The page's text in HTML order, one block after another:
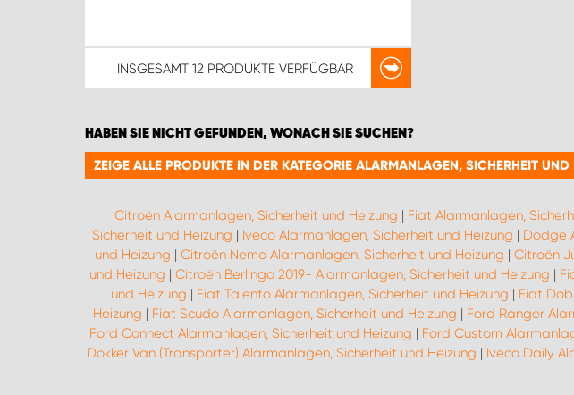
INSGESAMT 12 PRODUKTEVERFÜGBAR
HABEN SIE NICHT GEFUNDEN, WONACH SIE SUCHEN?
ZEIGE ALLE PRODUKTE IN DER KATEGORIE ALARMANLAGEN, SICHERHEIT UND
Citroën Alarmanlagen, Sicherheit und Heizung | Fiat Alarmanlagen,
Sicherheit und Heizung | Iveco Alarmanlagen, Sicherheit und Heizung | Dodge
und Heizung | Citroën Nemo Alarmanlagen, Sicherheit und Heizung | Citroën
und Heizung | Citroën Berlingo 2019- Alarmanlagen, Sicherheit und Heizung |
und Heizung | Fiat Talento Alarmanlagen, Sicherheit und Heizung | Fiat
Heizung | Fiat Scudo Alarmanlagen, Sicherheit und Heizung | Ford Ranger
Ford Connect Alarmanlagen, Sicherheit und Heizung | Ford Custom
Dokker Van (Transporter) Alarmanlagen, Sicherheit und Heizung | Iveco Daily